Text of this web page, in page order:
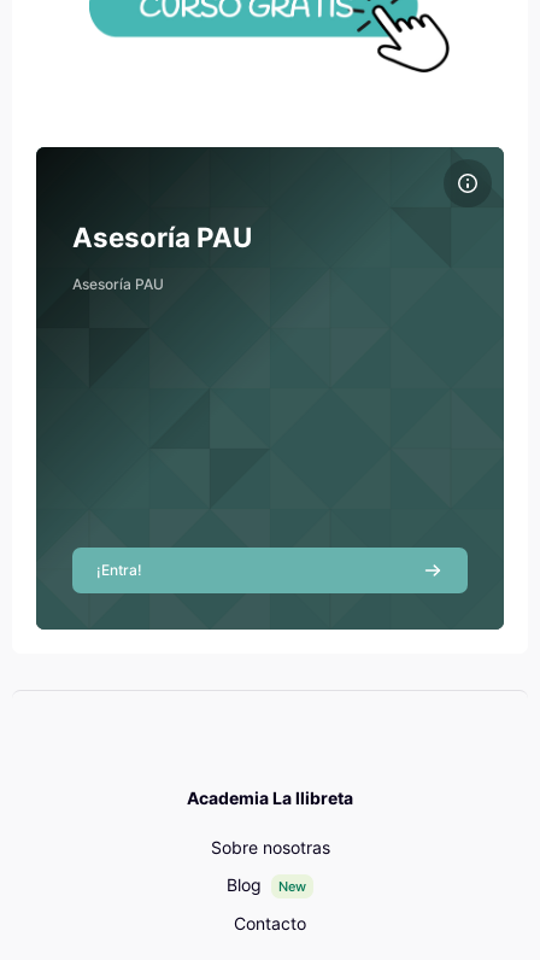
Accede a nuestrocurso gratuito con
las PCE. En este ...
Immagine del corso Asesoría PAU
Immagine del corso
Titolo del corso
Asesoría PAU
Asesoría PAU
¡Entra!
Academia La llibreta
Sobre nosotras
Blog
New
Contacto